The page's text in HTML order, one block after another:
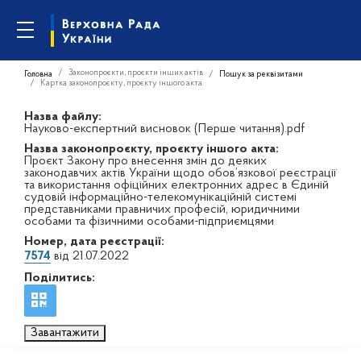
Головна Законопроєкти, проєкти інших актів
Пошук за реквізитами
Картка законопроєкту, проєкту іншого акта
Назва файлу:
Науково-експертний висновок (Перше читання).pdf
Назва законопроєкту, проєкту іншого акта:
Проєкт Закону про внесення змін до деяких
законодавчих актів України щодо обов’язкової реєстрації
та використання офіційних електронних адрес в Єдиній
судовій інформаційно-телекомунікаційній системі
представниками правничих професій, юридичними
особами та фізичними особами-підприємцями
Номер, дата реєстрації:
7574 від 21.07.2022
Поділитись:
Завантажити